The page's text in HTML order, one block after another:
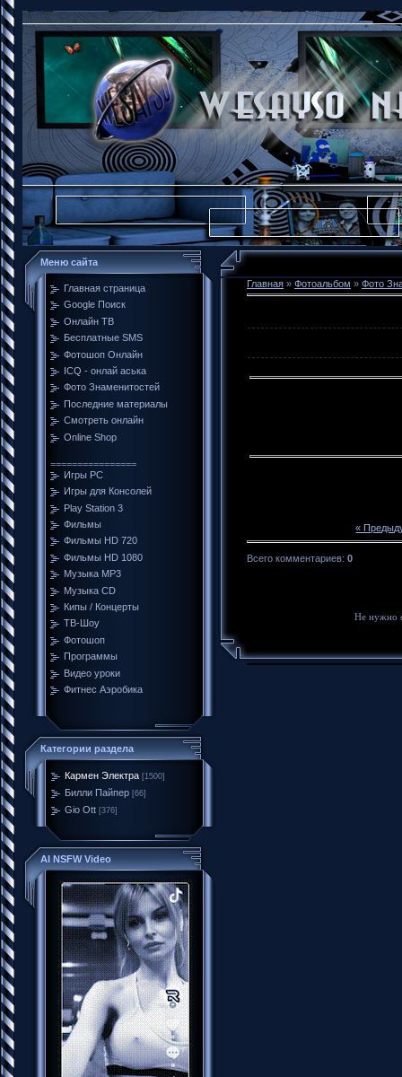
Меню сайта
Главная страница
Google Поиск
Онлайн ТВ
Бесплатные SMS
Фотошоп Онлайн
ICQ - онлай аська
Фото Знаменитостей
Последние материалы
Смотреть онлайн
Online Shop
================
Игры PC
Игры для Консолей
Play Station 3
Фильмы
Фильмы HD 720
Фильмы HD 1080
Музыка MP3
Музыка CD
Кипы / Концерты
ТВ-Шоу
Фотошоп
Программы
Видео уроки
Фитнес Аэробика
Категории раздела
Кармен Электра [1500]
Билли Пайпер [66]
Gio Ott [376]
AI NSFW Video
Главная » Фотоальбом » Фото
«
Всего комментариев: 0
Не нужно